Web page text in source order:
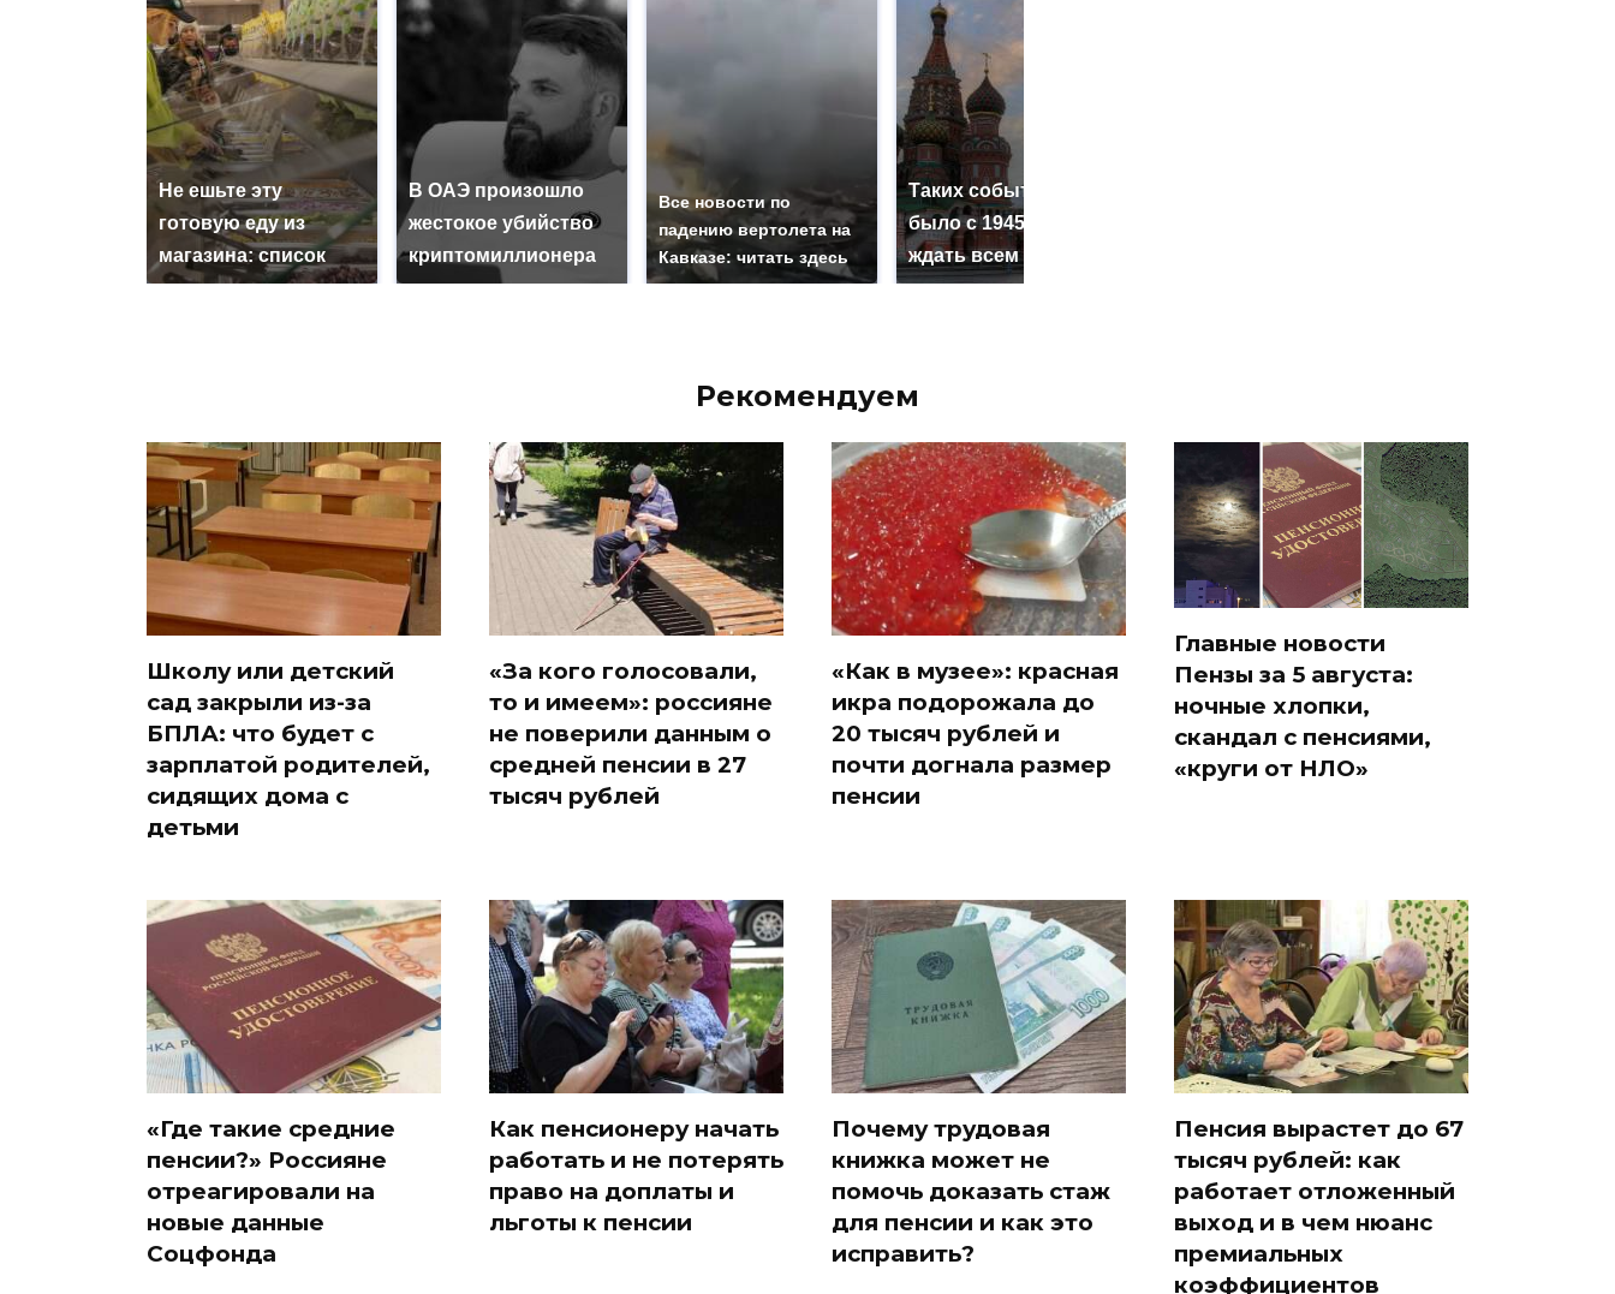
Не ешьте эту
готовую еду из
магазина: список
В ОАЭ произошло
жестокое убийство
криптомиллионера
Все новости по
падению вертолета на
Кавказе: читать здесь
Таких событий не
было с 1945: чего
ждать всем нам?
Рекомендуем
Школу или детский
сад закрыли из-за
БПЛА: что будет с
зарплатой родителей,
сидящих дома с
детьми
«За кого голосовали,
то и имеем»: россияне
не поверили данным о
средней пенсии в 27
тысяч рублей
«Как в музее»: красная
икра подорожала до
20 тысяч рублей и
почти догнала размер
пенсии
Главные новости
Пензы за 5 августа:
ночные хлопки,
скандал с пенсиями,
«круги от НЛО»
«Где такие средние
пенсии?» Россияне
отреагировали на
новые данные
Соцфонда
Как пенсионеру начать
работать и не потерять
право на доплаты и
льготы к пенсии
Почему трудовая
книжка может не
помочь доказать стаж
для пенсии и как это
исправить?
Пенсия вырастет до 67
тысяч рублей: как
работает отложенный
выход и в чем нюанс
премиальных
коэффициентов